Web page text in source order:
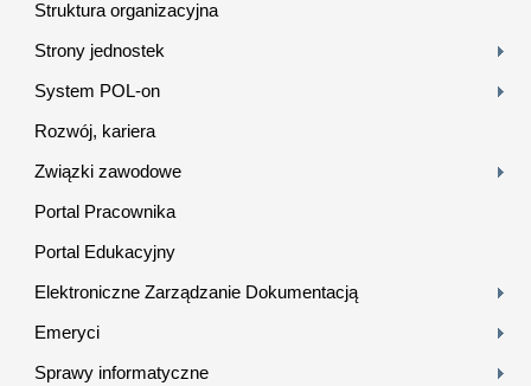
Struktura organizacyjna
Strony jednostek
System POL-on
Rozwój, kariera
Związki zawodowe
Portal Pracownika
Portal Edukacyjny
Elektroniczne Zarządzanie Dokumentacją
Emeryci
Sprawy informatyczne